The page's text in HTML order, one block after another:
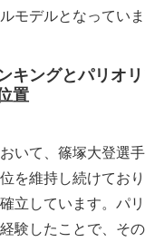
モデルとなっていま
キングとパリオ
置
いて、篠塚大登選
を維持し続けてお
立しています。パ
験したことで、そ